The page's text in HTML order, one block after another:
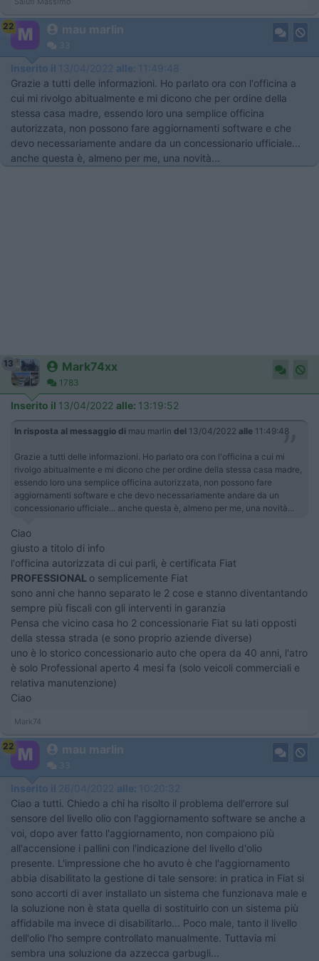
22 mau marlin
33
Inserito il 13/04/2022 alle: 11:49:48
Grazie a tutti delle informazioni. Ho parlato ora con l'officina a
cui mi rivolgo abitualmente e mi dicono che per ordine della
stessa casa madre, essendo loro una semplice officina
autorizzata, non possono fare aggiornamenti software e che
devo necessariamente andare da un concessionario ufficiale...
anche questa è, almeno per me, una novità...
13 Mark74xx
1783
Inserito il 13/04/2022 alle: 13:19:52
In risposta al messaggio di mau marlin del 13/04/2022 alle 11:49:48
Grazie a tutti delle informazioni. Ho parlato ora con l'officina a cui mi
rivolgo abitualmente e mi dicono che per ordine della stessa casa madre,
essendo loro una semplice officina autorizzata, non possono fare
aggiornamenti software e che devo necessariamente andare da un
concessionario ufficiale... anche questa è, almeno per me, una novità...
Ciao
giusto a titolo di info
l'officina autorizzata di cui parli, è certificata Fiat
PROFESSIONAL o semplicemente Fiat
sono anni che hanno separato le 2 cose e stanno diventantando
sempre più fiscali con gli interventi in garanzia
Pensa che vicino casa ho 2 concessionarie Fiat su lati opposti
della stessa strada (e sono proprio aziende diverse)
uno è lo storico concessionario auto che opera da 40 anni, l'atro
è solo Professional aperto 4 mesi fa (solo veicoli commerciali e
relativa manutenzione)
Ciao
Mark74
22 mau marlin
33
Inserito il 26/04/2022 alle: 10:20:32
Ciao a tutti. Chiedo a chi ha risolto il problema dell'errore sul
sensore del livello olio con l'aggiornamento software se anche a
voi, dopo aver fatto l'aggiornamento, non compaiono più
all'accensione i pallini con l'indicazione del livello d'olio
presente. L'impressione che ho avuto è che l'aggiornamento
abbia disabilitato la gestione di tale sensore: in pratica in Fiat si
sono accorti di aver installato un sistema che funzionava male e
la soluzione non è stata quella di sostituirlo con un sistema più
affidabile ma invece di disabilitarlo... Poco male, tanto il livello
dell'olio l'ho sempre controllato manualmente. Tuttavia mi
sembra una soluzione da azzecca garbugli...